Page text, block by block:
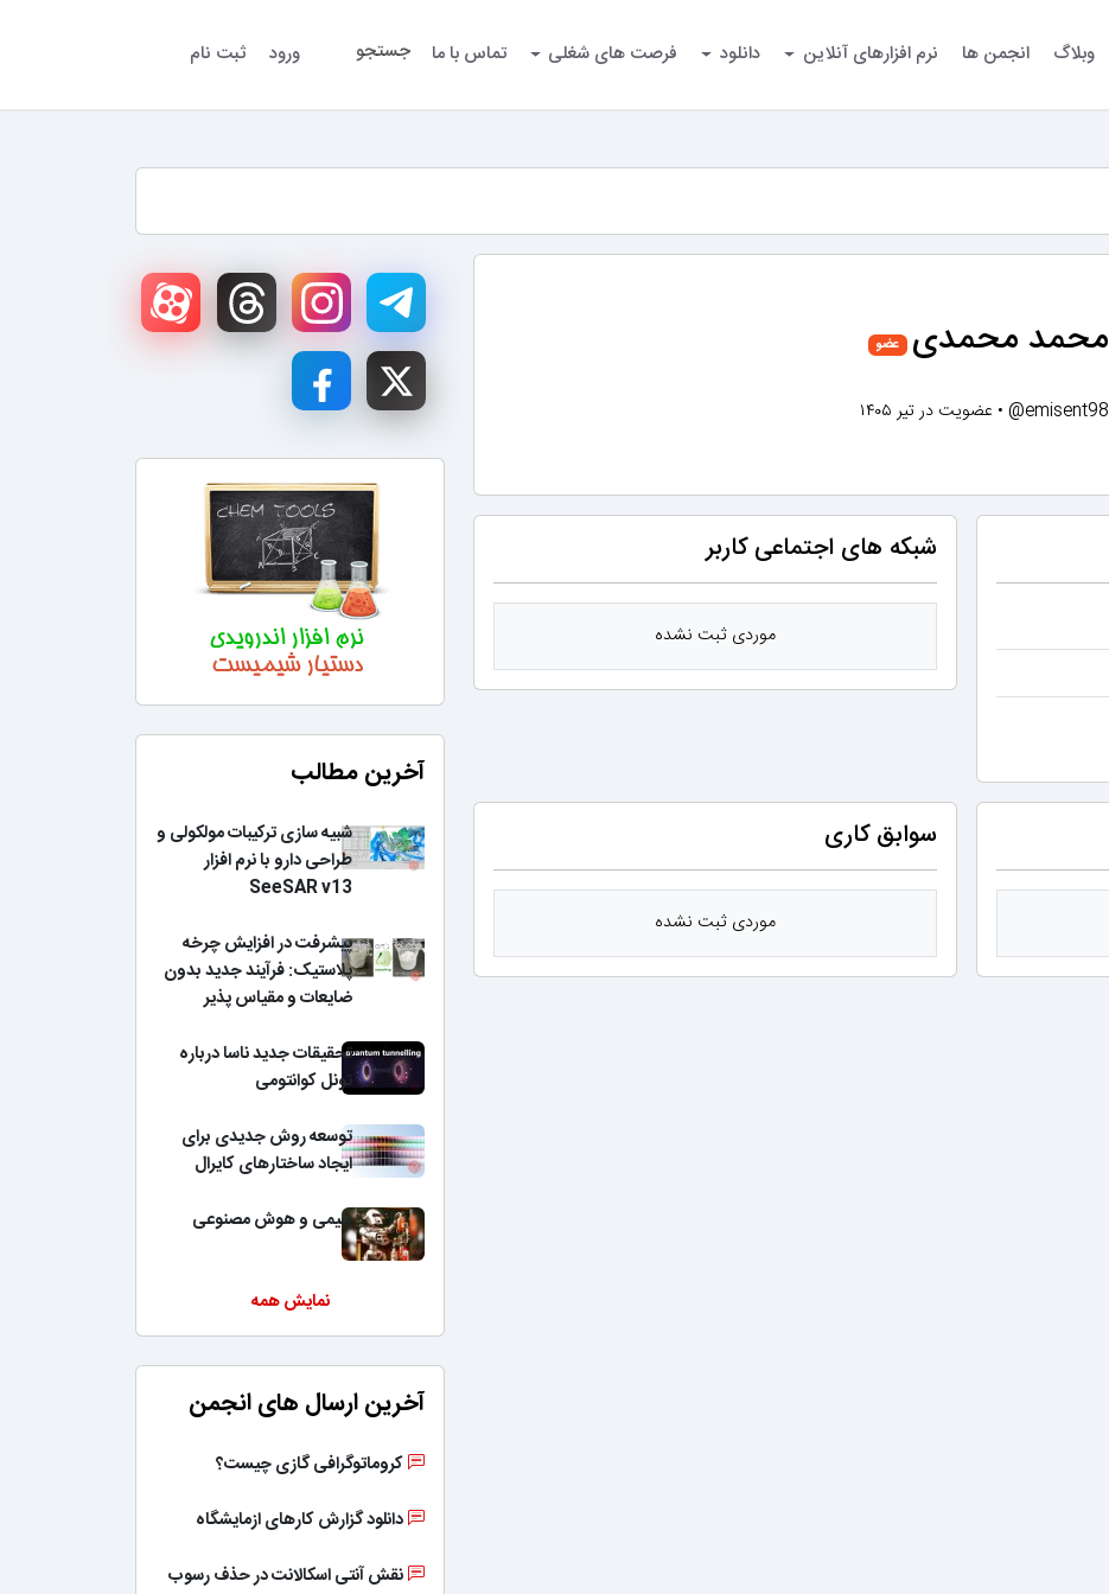
وبلاگ انجمن ها نرم افزارهای آنلاین دانلود فرصت های شغلی تماس با ما جستجو ورود ثبت نام
محمد محمدی عضو
@emisent98
• عضویت در تیر ۱۴۰۵
شبکه های اجتماعی کاربر
موردی ثبت نشده
سوابق کاری
موردی ثبت نشده
آخرین مطالب
شبیه سازی ترکیبات مولکولی و
طراحی دارو با نرم افزار
SeeSAR v13
پیشرفت در افزایش چرخه
پلاستیک: فرآیند جدید بدون
ضایعات و مقیاس پذیر
تحقیقات جدید ناسا درباره
تونل کوانتومی
توسعه روش جدیدی برای
ایجاد ساختارهای کایرال
شیمی و هوش مصنوعی
نمایش همه
آخرین ارسال های انجمن
کروماتوگرافی گازی چیست؟
دانلود گزارش کارهای ازمایشگاه
نقش آنتی اسکالانت در حذف رسوب